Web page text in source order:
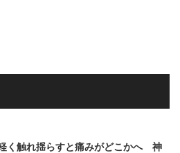
く触れ揺らすと痛みがどこかへ 神